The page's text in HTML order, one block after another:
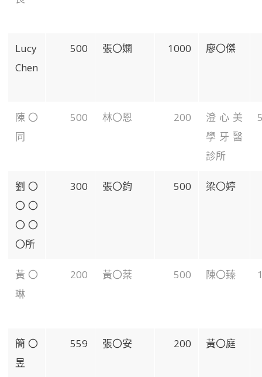
Lucy
Chen
500 張〇嫻 1000 廖〇傑
陳〇
同
500 林〇恩 200
澄心美
學牙醫
診所
劉〇
〇〇
〇〇
〇所
300 張〇鈞 500 梁〇婷
黃〇
琳
200 黃〇棻 500 陳〇臻
簡〇
昱
559 張〇安 200 黃〇庭